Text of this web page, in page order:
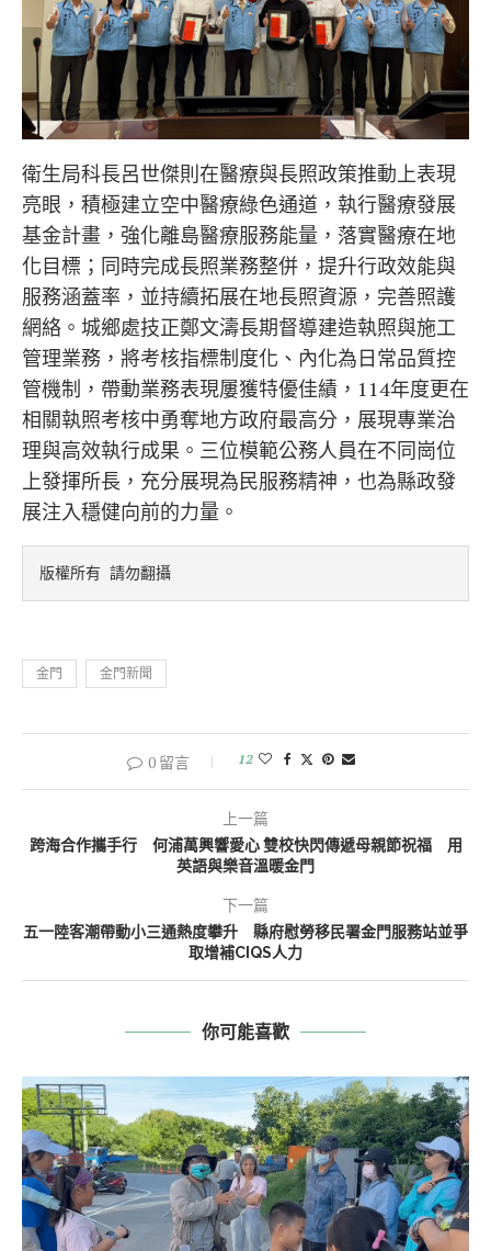
衛生局科長呂世傑則在醫療與長照政策推動上表現
亮眼，積極建立空中醫療綠色通道，執行醫療發展
基金計畫，強化離島醫療服務能量，落實醫療在地
化目標；同時完成長照業務整併，提升行政效能與
服務涵蓋率，並持續拓展在地長照資源，完善照護
網絡。城鄉處技正鄭文濤長期督導建造執照與施工
管理業務，將考核指標制度化、內化為日常品質控
管機制，帶動業務表現屢獲特優佳績，114年度更在
相關執照考核中勇奪地方政府最高分，展現專業治
理與高效執行成果。三位模範公務人員在不同崗位
上發揮所長，充分展現為民服務精神，也為縣政發
展注入穩健向前的力量。
版權所有 請勿翻攝
金門 金門新聞
0 留言 12
上一篇
跨海合作攜手行 何浦萬興響愛心 雙校快閃傳遞母親節祝福 用
英語與樂音溫暖金門
下一篇
五一陸客潮帶動小三通熱度攀升 縣府慰勞移民署金門服務站並爭
取增補CIQS人力
你可能喜歡